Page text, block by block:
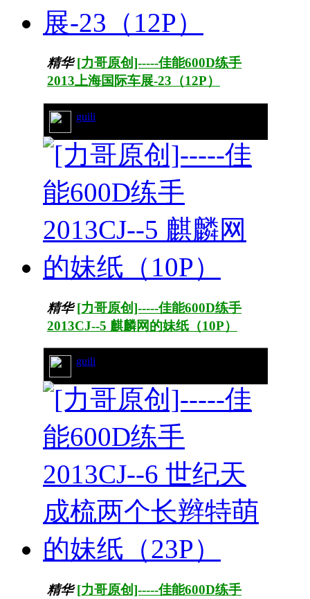
精华 [力哥原创]-----佳能600D练手
2013上海国际车展-23（12P）
guili
精华 [力哥原创]-----佳能600D练手
2013CJ--5 麒麟网的妹纸（10P）
guili
精华 [力哥原创]-----佳能600D练手